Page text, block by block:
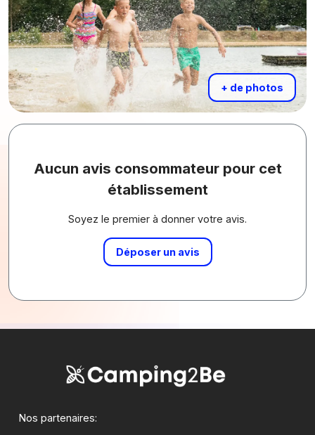
+ de photos
Aucun avis consommateur pour cet
établissement
Soyez le premier à donner votre avis.
Déposer un avis
Nos partenaires: